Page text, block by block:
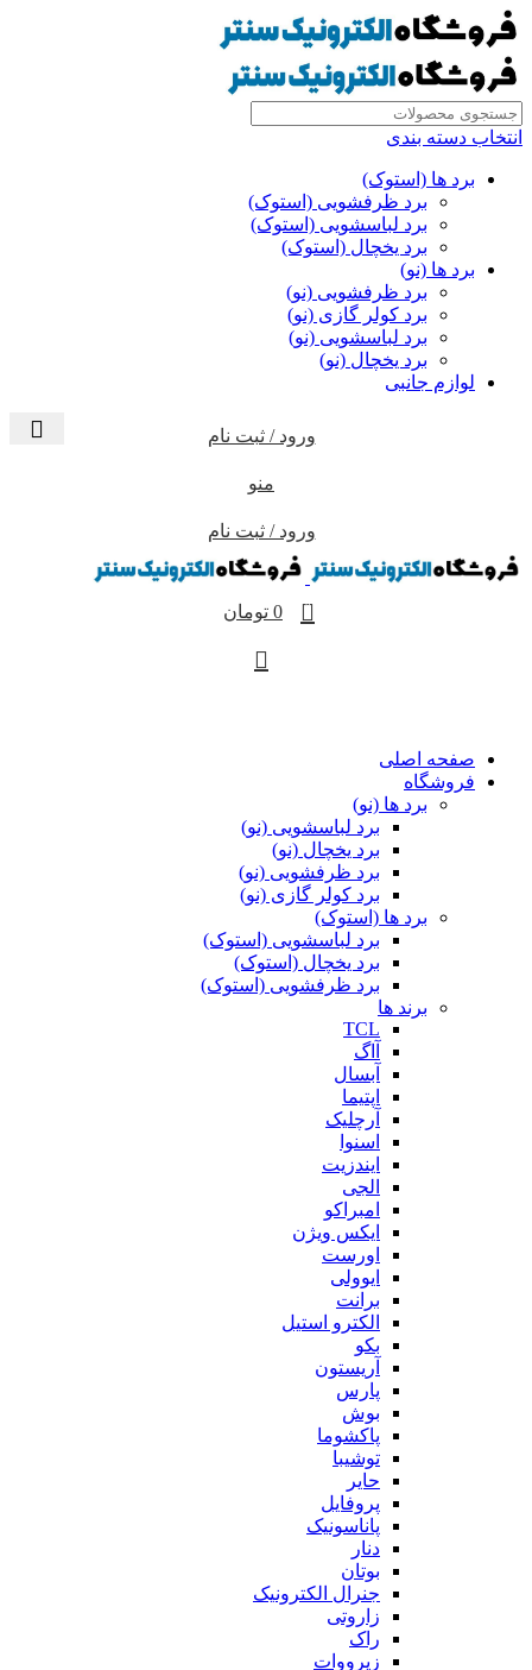
انتخاب دسته بندی
برد ها (استوک)
برد ظرفشویی (استوک)
برد لباسشویی (استوک)
برد یخچال (استوک)
برد ها (نو)
برد ظرفشویی (نو)
برد کولر گازی (نو)
برد لباسشویی (نو)
برد یخچال (نو)
لوازم جانبی
ورود / ثبت نام
منو
ورود / ثبت نام
0
0 تومان
صفحه اصلی
فروشگاه
برد ها (نو)
برد لباسشویی (نو)
برد یخچال (نو)
برد ظرفشویی (نو)
برد کولر گازی (نو)
برد ها (استوک)
برد لباسشویی (استوک)
برد یخچال (استوک)
برد ظرفشویی (استوک)
برند ها
TCL
آاگ
آبسال
اپتیما
آرچلیک
اسنوا
ایندزیت
الجی
امبراکو
ایکس ویژن
اورست
ایوولی
برانت
الکترو استیل
بکو
آریستون
پارس
بوش
پاکشوما
توشیبا
حایر
پروفایل
پاناسونیک
دنار
بوتان
جنرال الکترونیک
زاروتی
راک
زیرووات